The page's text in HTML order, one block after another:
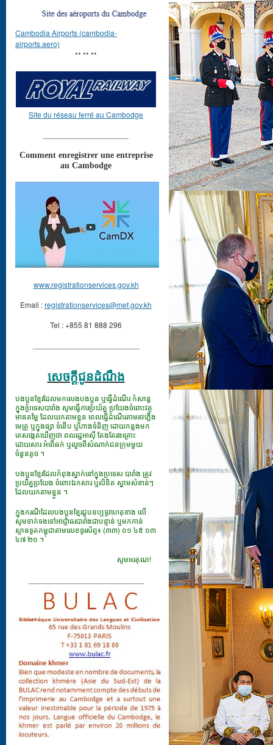
Cambodia Airports (cambodia-
airports.aero)
** ** **
Site du réseau ferré au Cambodge
Comment enregistrer une entreprise
au Cambodge
www.registrationservices.gov.kh
Email :registrationservices@mef.gov.kh
Tel : +855 81 888 296
សេចក្ដីជូនដំណឹង
បងប្អូនខ្មែរដែលមកលេងបងប្អូន ឬធ្វើដំណើរ កំសាន្ត
ក្នុងប្រទេសបារាំង សូមធ្វើការប្រយ័ត្ន ប្រយែងចំពោះវត្ថុ
មានតម្លៃ ដែលយកតាមខ្លួន ពេលធ្វើដំណើរតាមរថភ្លើង
មេត្រូ ឬក្នុងផ្សា ទំនើប ឬហាងទំនិញ ដោយកន្លងមក
គេសង្កេតឃើញថា ពលរដ្ឋអាស៊ី តែងតែរងគ្រោះ
ដោយសារ អំពើឆក់ ឬលួចពីសំណាក់ជនក្រុមមួយ
ចំនួនតូច ។
បងប្អូនខ្មែរដែលកំពុងស្នាក់នៅក្នុងប្រទេស បារាំង ត្រូវ
ប្រយ័ត្នប្រយែង ចំពោះឯកសារ​ ឬលិខិត ស្នាមសំខាន់ៗ
ដែលយកតាមខ្លួន ។
ក្នុងករណីដែលបងប្អូនខ្មែរជួបឧប្បទ្ទវហេតុខាង លើ
សូមទាក់ទងទៅអាជ្ញាធរបារាំងជាបន្ទាន់ ឬមកកាន់
ស្ថានទូតកម្ពុជាតាមលេខទូរស័ព្ទ៖ (៣៣) ០១ ៤៥ ០៣
៤៧ ២០ ។
សូមអរគុណ!